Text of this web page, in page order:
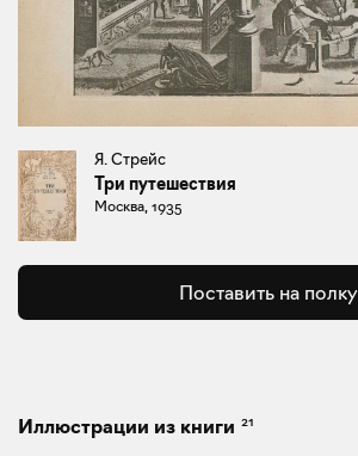
Я. Стрейс
Три путешествия
Москва, 1935
Поставить на полку
Иллюстрации из книги 21